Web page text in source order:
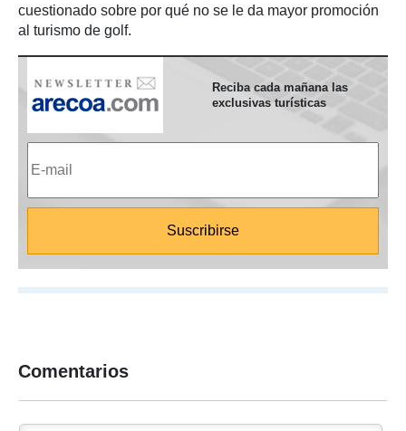
cuestionado sobre por qué no se le da mayor promoción
al turismo de golf.
Reciba cada mañana las
exclusivas turísticas
Comentarios